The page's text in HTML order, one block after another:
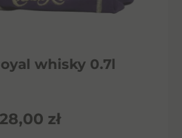
whisky 0.7l
zł